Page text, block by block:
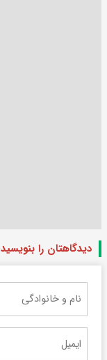
دیدگاهتان را بنویسید